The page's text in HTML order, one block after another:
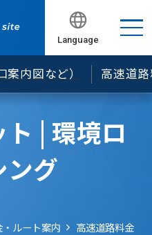
Language
内図など） 高速道
る
る
る
号の確認方法について
いて
アンテナ」のご案内
金の案内等について
案内
製造されたETC車載器
る
る
| 環境ロ
ング
・ルート案内 高速道路料金